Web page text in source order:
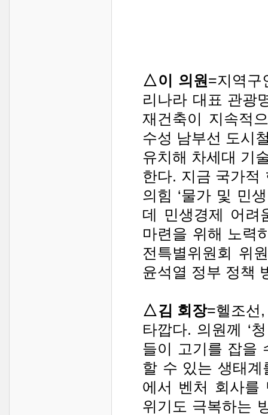
△이 의원=지역구
리나라 대표 관광
재건축이 지속적
수성 남부선 도시
유치해 차세대 기
한다. 지금 국가적
의힘 ‘물가 및 민
데 민생경제 어려
마련을 위해 노력
전특별위원회 위
윤석열 정부 정책
△김 회장=헬조선
타깝다. 의원께 ‘
들이 고기를 잡을
할 수 있는 생태계
에서 벤처 회사를
위기도 극복하는